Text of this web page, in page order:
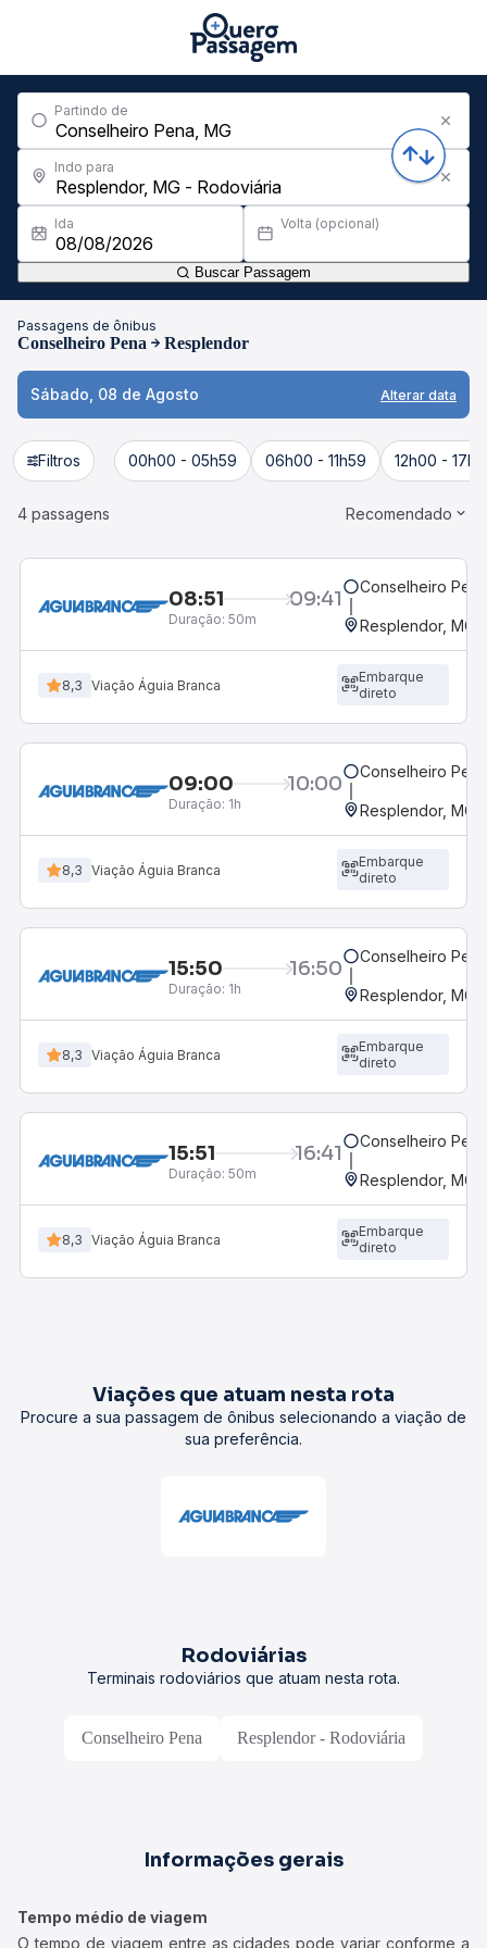
Partindo de
Indo para
Ida Volta (opcional)
Buscar Passagem
Passagens de ônibus
Conselheiro Pena Resplendor
Sábado, 08 de Agosto Alterar data
Filtros 00h00 - 05h59 06h00 - 11h59 12h00 -
4 passagens Recomendado
08:51 09:41
Duração: 50m
Conselheiro
Resplendor, MG
8,3 Viação Águia Branca
Embarque
direto
09:00 10:00
Duração: 1h
Conselheiro
Resplendor, MG
8,3 Viação Águia Branca
Embarque
direto
15:50 16:50
Duração: 1h
Conselheiro
Resplendor, MG
8,3 Viação Águia Branca
Embarque
direto
15:51 16:41
Duração: 50m
Conselheiro
Resplendor, MG
8,3 Viação Águia Branca
Embarque
direto
Viações que atuam nesta rota
Procure a sua passagem de ônibus selecionando a viação de
sua preferência.
Rodoviárias
Terminais rodoviários que atuam nesta rota.
Conselheiro Pena Resplendor - Rodoviária
Informações gerais
Tempo médio de viagem
O tempo de viagem entre as cidades pode variar conforme a